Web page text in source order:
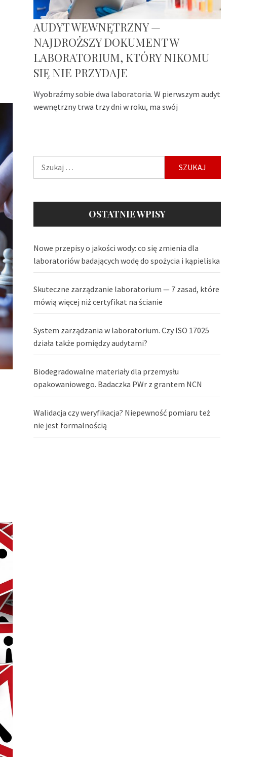
AUDYT WEWNĘTRZNY —
NAJDROŻSZY DOKUMENT W
LABORATORIUM, KTÓRY NIKOMU
SIĘ NIE PRZYDAJE
Wyobraźmy sobie dwa laboratoria. W pierwszym audyt
wewnętrzny trwa trzy dni w roku, ma swój
OSTATNIE WPISY
Nowe przepisy o jakości wody: co się zmienia dla
laboratoriów badających wodę do spożycia i kąpieliska
Skuteczne zarządzanie laboratorium — 7 zasad, które
mówią więcej niż certyfikat na ścianie
System zarządzania w laboratorium. Czy ISO 17025
działa także pomiędzy audytami?
Biodegradowalne materiały dla przemysłu
opakowaniowego. Badaczka PWr z grantem NCN
Walidacja czy weryfikacja? Niepewność pomiaru też
nie jest formalnością